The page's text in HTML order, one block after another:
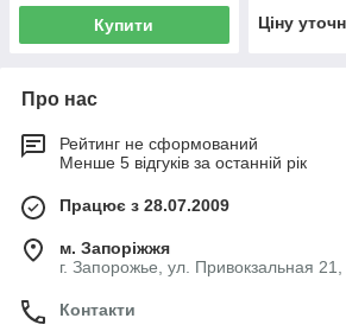
Купити Ціну
Про нас
Рейтинг не сформований
Менше 5 відгуків за останній рік
Працює з 28.07.2009
м. Запоріжжя
г. Запорожье, ул. Привокзальная
Контакти